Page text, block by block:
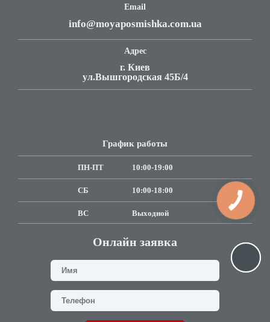
Email
info@moyaposmishka.com.ua
Адрес
г. Киев
ул.Вышгородская 45Б/4
График работы
ПН-ПТ 10:00-19:00
СБ 10:00-18:00
ВC Выходной
Онлайн заявка
КНОПКА
СВЯЗИ